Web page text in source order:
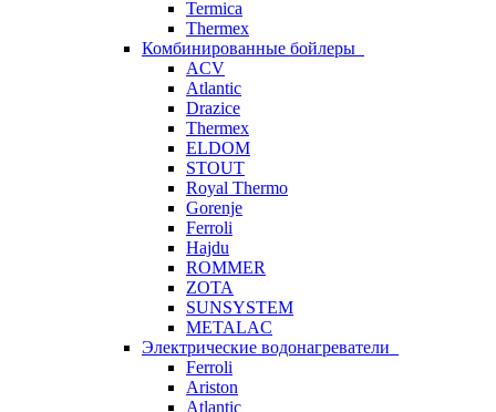
Termica
Thermex
Комбинированные бойлеры
ACV
Atlantic
Drazice
Thermex
ELDOM
STOUT
Royal Thermo
Gorenje
Ferroli
Hajdu
ROMMER
ZOTA
SUNSYSTEM
METALAC
Электрические водонагреватели
Ferroli
Ariston
Atlantic